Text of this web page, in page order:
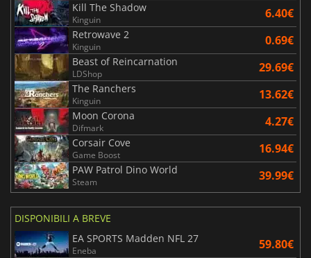
Kill The Shadow
Kinguin 6.40€
Retrowave 2
Kinguin 0.69€
Beast of Reincarnation
LDShop 29.69€
The Ranchers
Kinguin 13.62€
Moon Corona
Difmark 4.27€
Corsair Cove
Game Boost 16.94€
PAW Patrol Dino World
Steam 39.99€
DISPONIBILI A BREVE
EA SPORTS Madden NFL 27
Eneba 59.80€